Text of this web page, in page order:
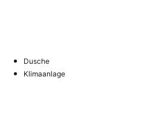
Dusche
Klimaanlage